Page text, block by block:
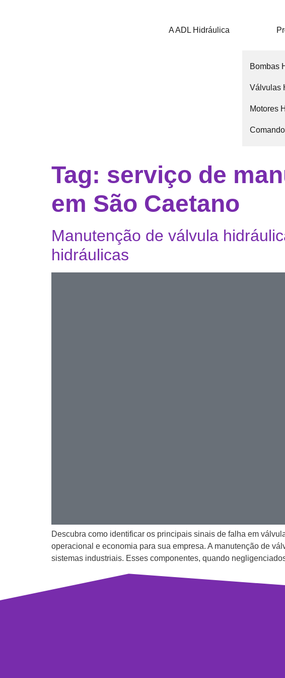
A ADL Hidráulica
Bombas
Válvulas
Motores
Tag: serviço de
em São Caetano
Manutenção de válvula
hidráulicas
Descubra como identificar os principais sinais de falha em
operacional e economia para sua empresa. A manutenção de
sistemas industriais. Esses componentes, quando